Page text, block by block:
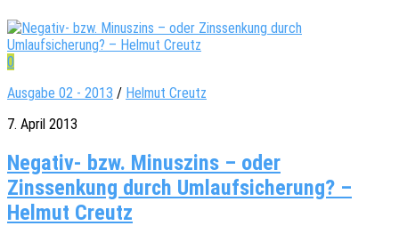
0
Ausgabe 02 - 2013 / Helmut Creutz
7. April 2013
Negativ- bzw. Minuszins – oder
Zinssenkung durch Umlaufsicherung? –
Helmut Creutz